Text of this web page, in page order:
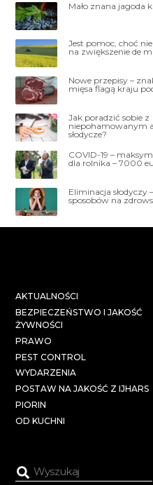
Mało znana jagoda
Jest pomoc, choć
na zwiększenie de
Nowe przepisy –
mięsa flagą kraju
Jak poradzić sobie z
niepohamowanym
słodycze?
COVID-19 –
dla rolnika – 7000
Eliminacja słodyczy
sposobów na
AKTUALNOŚCI
BEZPIECZEŃSTWO I JAKOŚĆ
ŻYWNOŚCI
PRAWO
PEST CONTROL
WYDARZENIA
POSTAW NA JAKOŚĆ Z IJHARS
PIORIN
OD KUCHNI